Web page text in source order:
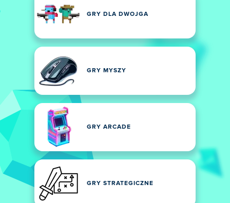
GRY DLA DWOJGA
GRY MYSZY
GRY ARCADE
GRY STRATEGICZNE